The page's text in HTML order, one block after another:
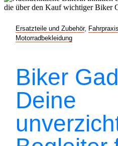
Ersatzteile und Zubehör, Fahrpraxis
Motorradbekleidung
Biker
Deine